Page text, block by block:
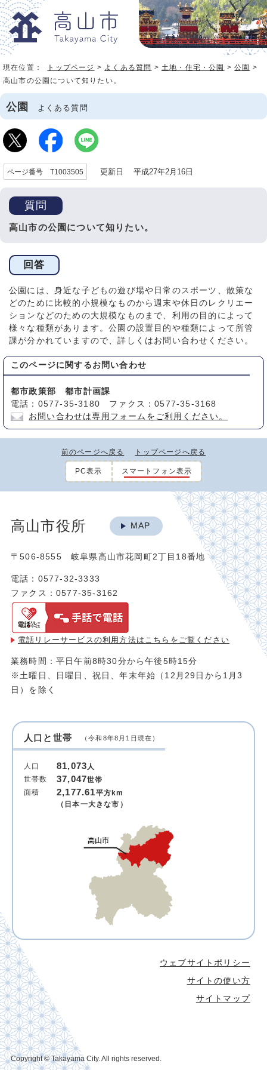
現在位置： トップページ > よくある質問 >土地・住宅・公園 >公園 >
高山市の公園について知りたい。
公園 よくある質問
ページ番号 T1003505 更新日 平成27年2月16日
質問
高山市の公園について知りたい。
回答
公園には、身近な子どもの遊び場や日常のスポーツ、散策な
どのために比較的小規模なものから週末や休日のレクリエー
ションなどのための大規模なものまで、利用の目的によって
様々な種類があります。公園の設置目的や種類によって所管
課が分かれていますので、詳しくはお問い合わせください。
このページに関する お問い合わせ
都市政策部 都市計画課
電話：0577-35-3180 ファクス：0577-35-3168
お問い合わせは専用フォームをご利用ください。
前のページへ戻る トップページへ戻る
PC表示 スマートフォン表示
高山市役所 MAP
〒506-8555 岐阜県高山市花岡町2丁目18番地
電話：0577-32-3333
ファクス：0577-35-3162
電話リレーサービスの利用方法は こちらをご覧ください
業務時間：平日午前8時30分から午後5時15分
※土曜日、日曜日、祝日、年末年始（12月29日から1月3
日）を除く
人口と世帯 （令和8年8月1日現在）
人口 81,073人
世帯数
37,047世帯
面積
2,177.61平方km
（日本一大きな市）
ウェブサイトポリシー
サイトの使い方
サイトマップ
Copyright © Takayama City. All rights reserved.